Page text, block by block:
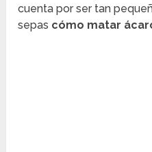
cuenta por ser tan
sepas cómo matar